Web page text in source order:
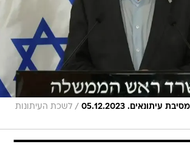
עיתונאים. 05.12.2023 / לשכת העיתונות